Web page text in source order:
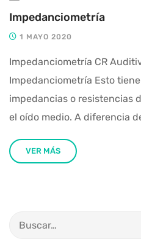
Impedanciometría
1 MAYO 2020
Impedanciometría CR
Impedanciometría Esto
impedancias o resistencias
el oído medio. A diferencia
VER MÁS